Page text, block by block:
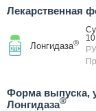
Лекарственная
Лонгидаза®
Форма выпуска,
Лонгидаза®